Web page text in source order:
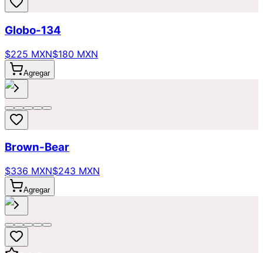
Globo-134
$225 MXN$180 MXN
Agregar
Brown-Bear
$336 MXN$243 MXN
Agregar